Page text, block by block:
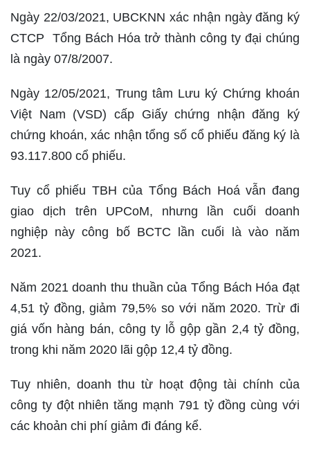
Ngày 22/03/2021, UBCKNN xác nhận ngày đăng ký
CTCP Tổng Bách Hóa trở thành công ty đại chúng
là ngày 07/8/2007.
Ngày 12/05/2021, Trung tâm Lưu ký Chứng khoán
Việt Nam (VSD) cấp Giấy chứng nhận đăng ký
chứng khoán, xác nhận tổng số cổ phiếu đăng ký là
93.117.800 cổ phiếu.
Tuy cổ phiếu TBH của Tổng Bách Hoá vẫn đang
giao dịch trên UPCoM, nhưng lần cuối doanh
nghiệp này công bố BCTC lần cuối là vào năm
2021.
Năm 2021 doanh thu thuần của Tổng Bách Hóa đạt
4,51 tỷ đồng, giảm 79,5% so với năm 2020. Trừ đi
giá vốn hàng bán, công ty lỗ gộp gần 2,4 tỷ đồng,
trong khi năm 2020 lãi gộp 12,4 tỷ đồng.
Tuy nhiên, doanh thu từ hoạt động tài chính của
công ty đột nhiên tăng mạnh 791 tỷ đồng cùng với
các khoản chi phí giảm đi đáng kể.